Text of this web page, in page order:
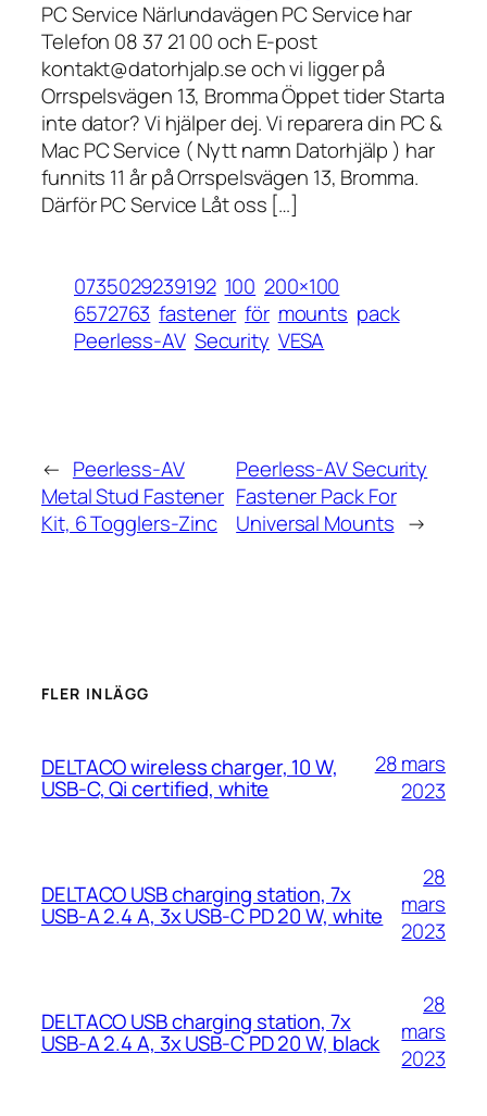
PC Service Närlundavägen PC Service har
Telefon 08 37 21 00 och E-post
kontakt@datorhjalp.se och vi ligger på
Orrspelsvägen 13, Bromma Öppet tider Starta
inte dator? Vi hjälper dej. Vi reparera din PC &
Mac PC Service ( Nytt namn Datorhjälp ) har
funnits 11 år på Orrspelsvägen 13, Bromma.
Därför PC Service Låt oss […]
0735029239192 100 200×100
6572763 fastener för mounts pack
Peerless-AV Security VESA
← Peerless-AV
Metal Stud Fastener
Kit, 6 Togglers-Zinc
Peerless-AV Security
Fastener Pack For
Universal Mounts →
FLER INLÄGG
DELTACO wireless charger, 10 W,
USB-C, Qi certified, white
28 mars
2023
DELTACO USB charging station, 7x
USB-A 2.4 A, 3x USB-C PD 20 W, white
28
mars
2023
DELTACO USB charging station, 7x
USB-A 2.4 A, 3x USB-C PD 20 W, black
28
mars
2023